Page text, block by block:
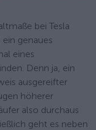
bei Tesla
genaues
eines
Denn ja, ein
ausgereifter
höherer
also durchaus
geht es neben